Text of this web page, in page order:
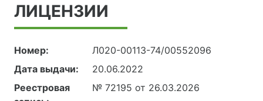
ЛИЦЕНЗИИ
Номер:
Л020-00113-74/00552096
Дата выдачи:
20.06.2022
Реестровая
№ 72195 от 26.03.2026